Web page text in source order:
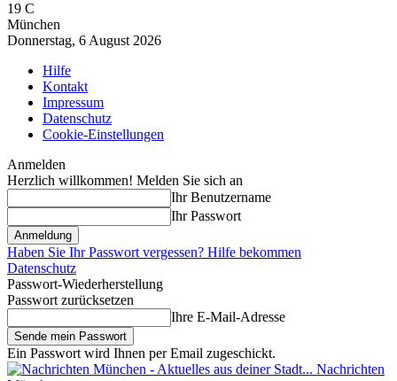
19 C
München
Donnerstag, 6 August 2026
Hilfe
Kontakt
Impressum
Datenschutz
Cookie-Einstellungen
Anmelden
Herzlich willkommen! Melden Sie sich an
Ihr Benutzername
Ihr Passwort
Haben Sie Ihr Passwort vergessen? Hilfe bekommen
Datenschutz
Passwort-Wiederherstellung
Passwort zurücksetzen
Ihre E-Mail-Adresse
Ein Passwort wird Ihnen per Email zugeschickt.
Nachrichten